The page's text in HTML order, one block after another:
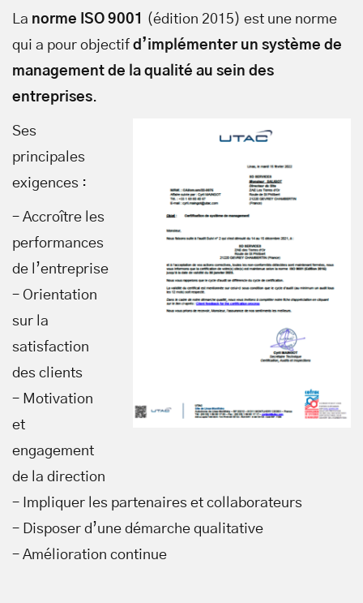
La norme ISO 9001
(édition 2015) est une norme
qui a pour objectif d’implémenter un système de
management de la qualité au sein des
entreprises.
Ses
principales
exigences :
– Accroître les
performances
de l’entreprise
– Orientation
sur la
satisfaction
des clients
– Motivation
et
engagement
de la direction
– Impliquer les partenaires et collaborateurs
– Disposer d’une démarche qualitative
– Amélioration continue